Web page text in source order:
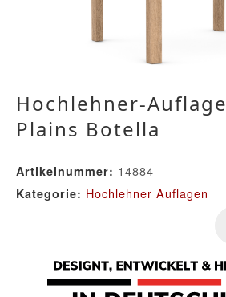
Hochlehner-
Plains Botella
Artikelnummer: 14884
Kategorie: Hochlehner Auflagen